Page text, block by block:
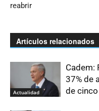
reabrir
Artículos relacionados
Actualidad
Cadem:
37% de
de